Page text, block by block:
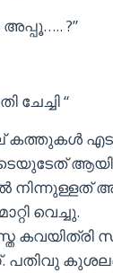
?”
ചേച്ചി “
കത്തുകൾ
നിന്നുള്ളത്
വെച്ചു.
പതിവു